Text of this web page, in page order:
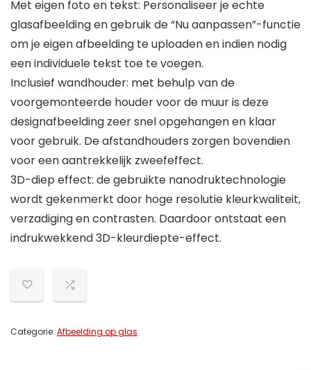
Met eigen foto en tekst: Personaliseer je echte
glasafbeelding en gebruik de “Nu aanpassen”-functie
om je eigen afbeelding te uploaden en indien nodig
een individuele tekst toe te voegen.
Inclusief wandhouder: met behulp van de
voorgemonteerde houder voor de muur is deze
designafbeelding zeer snel opgehangen en klaar
voor gebruik. De afstandhouders zorgen bovendien
voor een aantrekkelijk zweefeffect.
3D-diep effect: de gebruikte nanodruktechnologie
wordt gekenmerkt door hoge resolutie kleurkwaliteit,
verzadiging en contrasten. Daardoor ontstaat een
indrukwekkend 3D-kleurdiepte-effect.
Categorie: Afbeelding op glas